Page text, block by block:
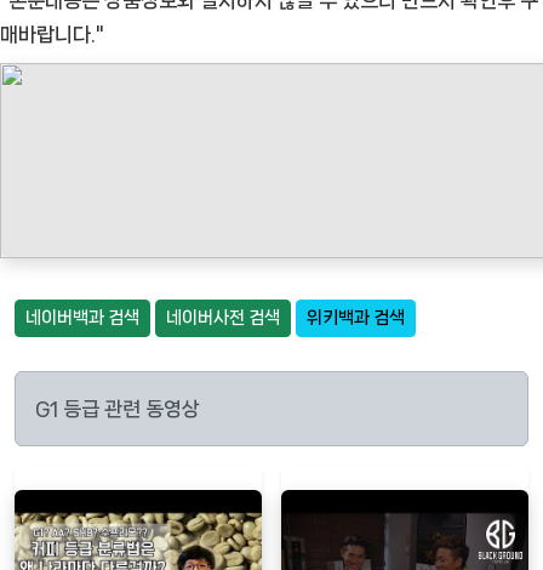
매바랍니다."
네이버백과 검색 네이버사전 검색 위키백과 검색
G1 등급 관련 동영상